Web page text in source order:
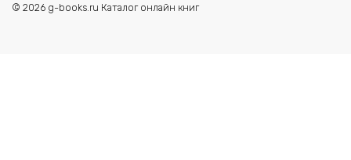
© 2026 g-books.ru Каталог онлайн книг